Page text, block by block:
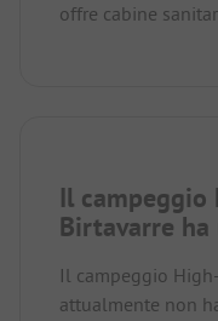
offre cabine
Il campeggio
Birtavarre
Il campeggio
attualmente non